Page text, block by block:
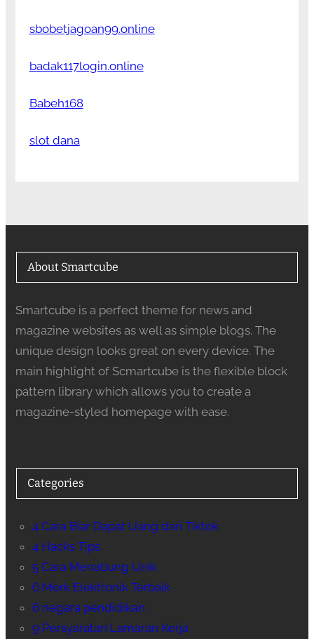
sbobetjagoan99.online
badak117login.online
Babeh168
slot dana
About Smartcube
Smartcube is a perfect theme for news and
magazine websites as well as simple blogs. The
unique design looks great on every device. The
main highlight of Scmartcube is the flexible block
pattern library which allows you to create a
magazine-styled homepage with ease.
Categories
4 Cara Biar Dapat Uang dari Tiktok
4 Hacks Tips
5 Cara Menabung Unik
6 Merk Elektronik Terbaik
6 negara pendidikan
9 Persyaratan Lamaran Kerja